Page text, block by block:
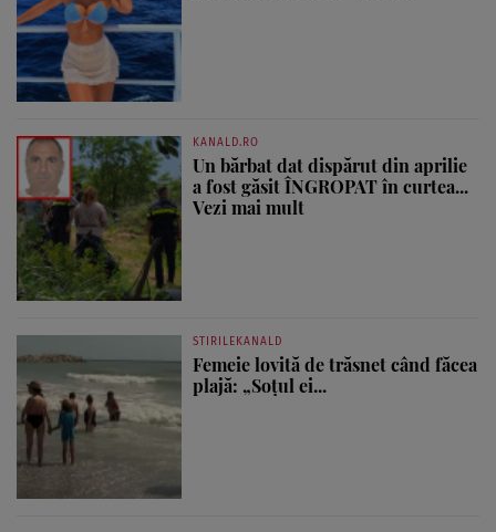
KANALD.RO
Un bărbat dat dispărut din aprilie
a fost găsit ÎNGROPAT în curtea...
Vezi mai mult
STIRILEKANALD
Femeie lovită de trăsnet când făcea
plajă: „Soțul ei...